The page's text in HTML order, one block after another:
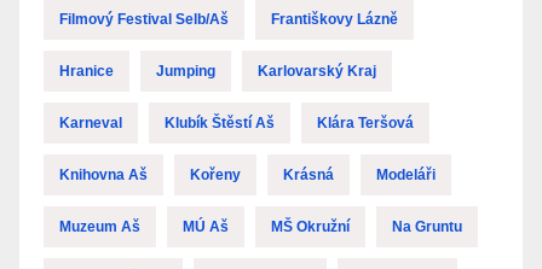
Filmový Festival Selb/Aš Františkovy Lázně
Hranice Jumping Karlovarský Kraj
Karneval Klubík Štěstí Aš Klára Teršová
Knihovna Aš Kořeny Krásná Modeláři
Muzeum Aš MÚ Aš MŠ Okružní Na Gruntu